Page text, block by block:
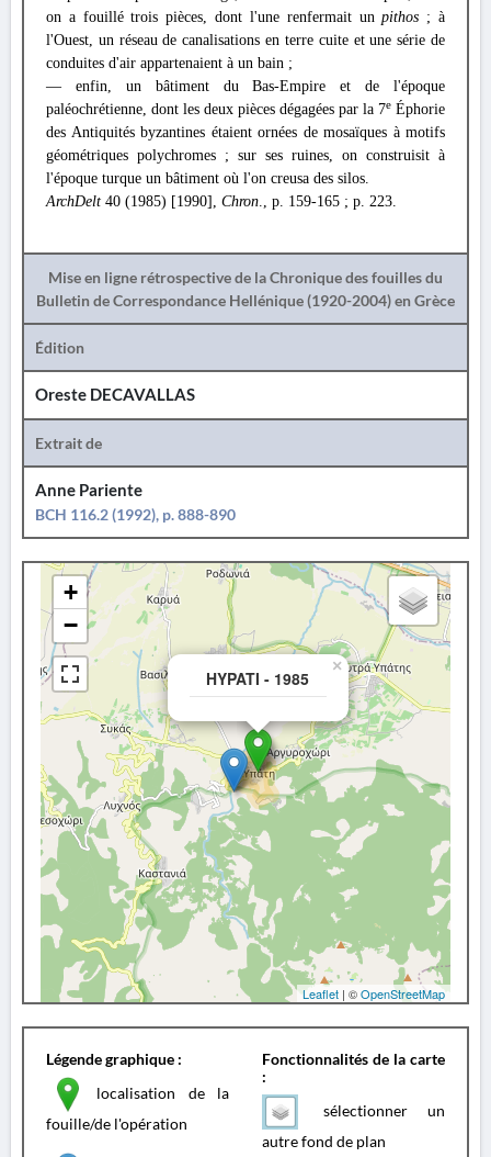
on a fouillé trois pièces, dont l'une renfermait unpithos ; à
l'Ouest, un réseau de canalisations en terre cuite et une série de
conduites d'air appartenaient à un bain ;
— enfin, un bâtiment du Bas-Empire et de l'époque
paléochrétienne, dont les deux pièces dégagées par la 7e Éphorie
des Antiquités byzantines étaient ornées de mosaïques à motifs
géométriques polychromes ; sur ses ruines, on construisit à
l'époque turque un bâtiment où l'on creusa des silos.
ArchDelt 40 (1985) [1990], Chron., p. 159-165 ; p. 223.
Mise en ligne rétrospective de la Chronique des fouilles du
Bulletin de Correspondance Hellénique (1920-2004) en Grèce
Édition
Oreste DECAVALLAS
Extrait de
Anne Pariente
BCH 116.2 (1992), p. 888-890
HYPATI - 1985
×
+
−
Leaflet | ©OpenStreetMap
Légende graphique :
localisation de la
fouille/de l'opération
Fonctionnalités de la carte
:
sélectionner un
autre fond de plan